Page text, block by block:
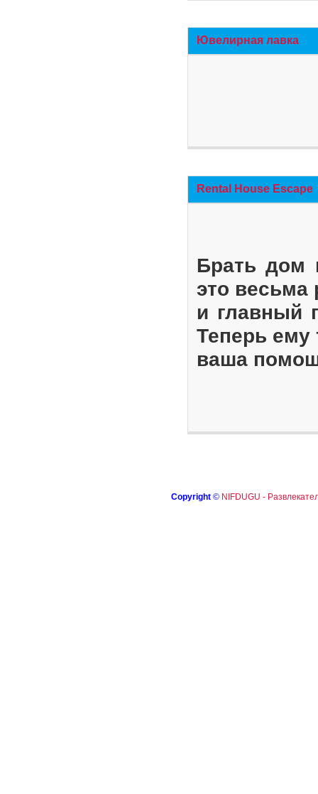
Ювелирная лавка
Rental House Escape
Брать дом
это весьма
и главный
Теперь ему
ваша
Copyright © NIFDUGU -